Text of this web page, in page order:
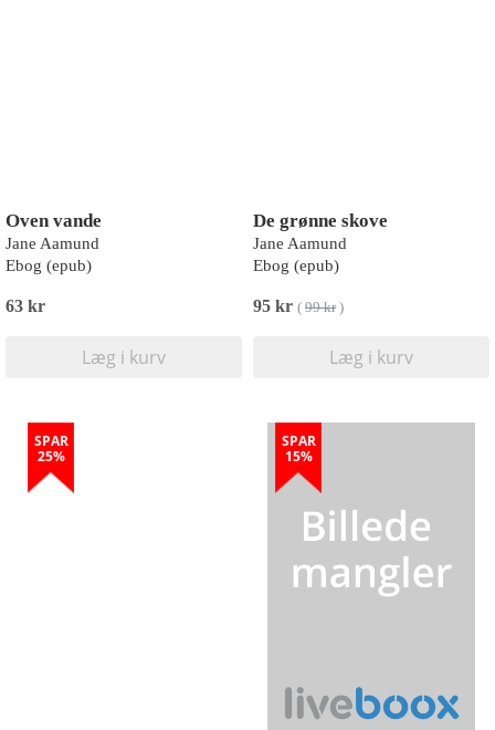
Oven vande
Jane Aamund
Ebog (epub)
63 kr
Læg i kurv
De grønne skove
Jane Aamund
Ebog (epub)
95 kr ( 99 kr)
Læg i kurv
SPAR
25%
SPAR
15%